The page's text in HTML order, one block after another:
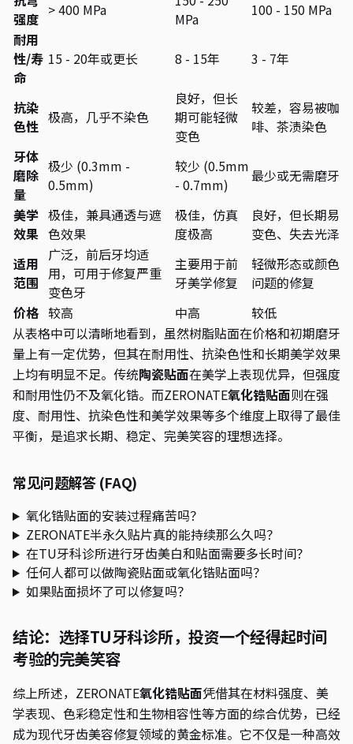
强度 > 400 MPa
MPa
100 - 150 MPa
耐用
性/寿
命
15 - 20年或更长 8 - 15年 3 - 7年
抗染
色性 极高，几乎不染色
良好，但长
期可能轻微
变色
较差，容易被咖
啡、茶渍染色
牙体
磨除
量
极少 (0.3mm -
0.5mm)
较少 (0.5mm
- 0.7mm)
最少或无需磨牙
美学
效果
极佳，兼具通透与遮
色效果
极佳，仿真
度极高
良好，但长期易
变色、失去光泽
适用
范围
广泛，前后牙均适
用，可用于修复严重
变色牙
主要用于前
牙美学修复
轻微形态或颜色
问题的修复
价格 较高 中高
较低
从表格中可以清晰地看到，虽然树脂贴面在价格和初期磨牙
量上有一定优势，但其在耐用性、抗染色性和长期美学效果
上均有明显不足。传统陶瓷贴面在美学上表现优异，但强度
和耐用性仍不及氧化锆。而ZERONATE氧化锆贴面则在强
度、耐用性、抗染色性和美学效果等多个维度上取得了最佳
平衡，是追求长期、稳定、完美笑容的理想选择。
常见问题解答 (FAQ)
氧化锆贴面的安装过程痛苦吗？
ZERONATE半永久贴片真的能持续那么久吗？
在TU牙科诊所进行牙齿美白和贴面需要多长时间？
任何人都可以做陶瓷贴面或氧化锆贴面吗？
如果贴面损坏了可以修复吗？
结论：选择TU牙科诊所，投资一个经得起时间
考验的完美笑容
综上所述，ZERONATE氧化锆贴面凭借其在材料强度、美
学表现、色彩稳定性和生物相容性等方面的综合优势，已经
成为现代牙齿美容修复领域的黄金标准。它不仅是一种高效